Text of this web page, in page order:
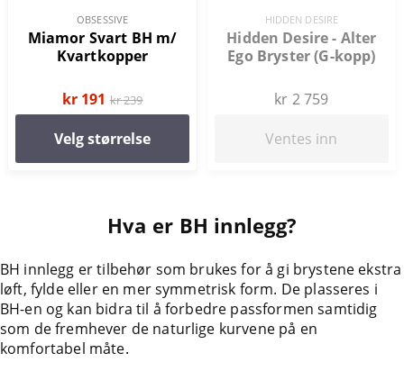
OBSESSIVE
Miamor Svart BH m/
Kvartkopper
kr 191 kr 239
Velg størrelse
HIDDEN DESIRE
Hidden Desire - Alter
Ego Bryster (G-kopp)
kr 2 759
Ventes inn
Hva er BH innlegg?
BH innlegg er tilbehør som brukes for å gi brystene ekstra
løft, fylde eller en mer symmetrisk form. De plasseres i
BH-en og kan bidra til å forbedre passformen samtidig
som de fremhever de naturlige kurvene på en
komfortabel måte.